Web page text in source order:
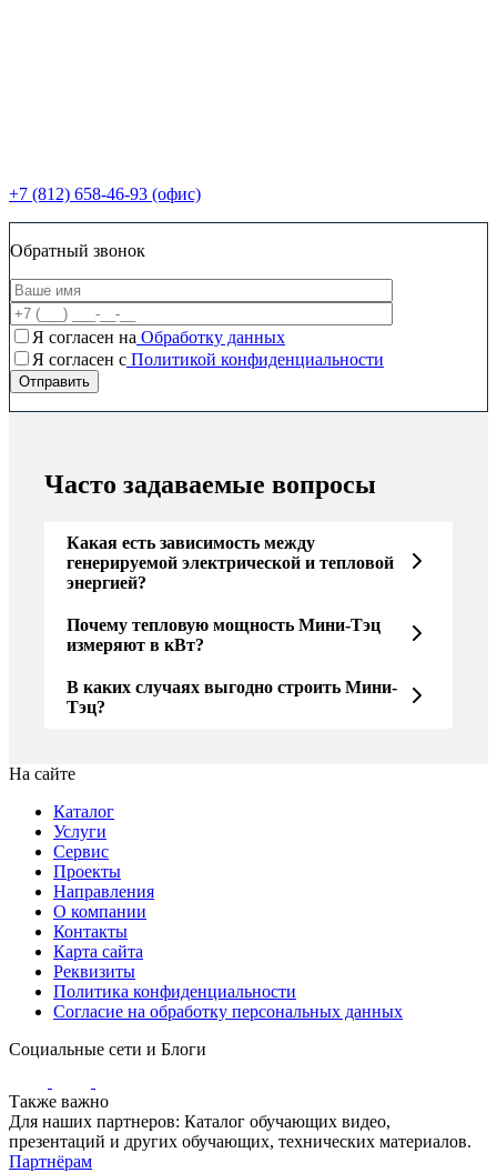
+7 (812) 658-46-93 (офис)
Обратный звонок
Я согласен на Обработку данных
Я согласен c Политикой конфиденциальности
Часто задаваемые вопросы
Какая есть зависимость между
генерируемой электрической и тепловой
энергией?
Почему тепловую мощность Мини-Тэц
измеряют в кВт?
В каких случаях выгодно строить Мини-
Тэц?
На сайте
Каталог
Услуги
Сервис
Проекты
Направления
О компании
Контакты
Карта сайта
Реквизиты
Политика конфиденциальности
Согласие на обработку персональных данных
Социальные сети и Блоги
Также важно
Для наших партнеров: Каталог обучающих видео,
презентаций и других обучающих, технических материалов.
Партнёрам